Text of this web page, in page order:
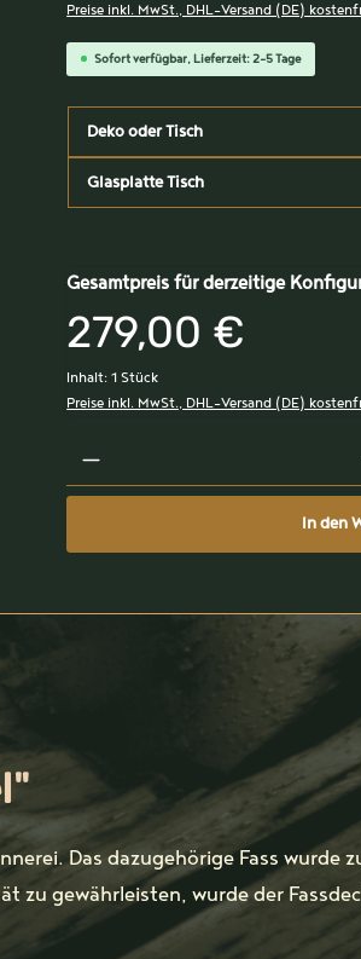
Preise inkl. MwSt., DHL-Versand (DE)
Sofort verfügbar, Lieferzeit: 2-5 Tage
Deko oder Tisch
Glasplatte Tisch
Gesamtpreis für derzeitige
279,00 €
Inhalt:1 Stück
Preise inkl. MwSt., DHL-Versand (DE)
In den
Das dazugehörige Fass
zu gewährleisten, wurde der